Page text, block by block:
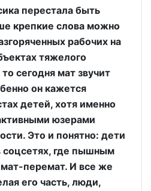
перестала быть
крепкие слова можно
рабочих на
тяжелого
сегодня мат звучит
он кажется
детей, хотя именно
юзерами
Это и понятно: дети
соцсетях, где пышным
перемат. И все же
его часть, люди,